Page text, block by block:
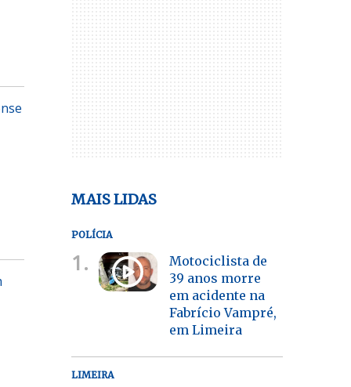
MAIS LIDAS
POLÍCIA
1.
Motociclista de
39 anos morre
em acidente na
Fabrício Vampré,
em Limeira
LIMEIRA